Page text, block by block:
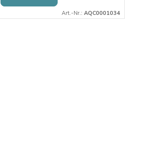
Art.-Nr.: AQC0001034